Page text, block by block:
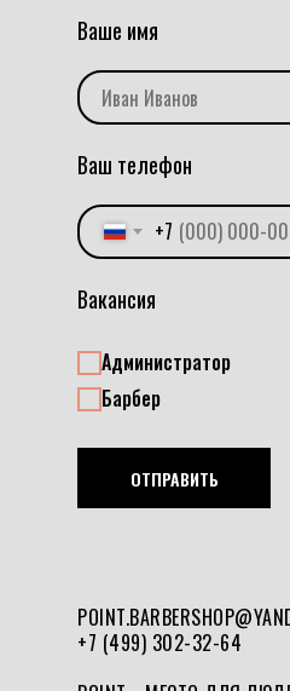
Ваше имя
Иван Иванов
Ваш телефон
+7
Вакансия
Администратор
Барбер
ОТПРАВИТЬ
+7 (499) 302-32-64